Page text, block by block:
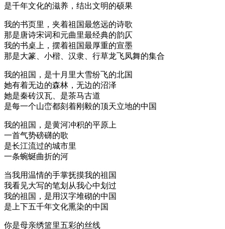
是千年文化的滋养，结出文明的硕果
我的书页里，夹着祖国最悠远的诗歌
那是唐诗宋词和元曲里最经典的韵仄
我的书桌上，摆着祖国最厚重的宣墨
那是大篆、小楷、汉隶、行草龙飞凤舞的集合
我的祖国，是十月里大雪纷飞的北国
她有着无边的森林，无边的沼泽
她是秦砖汉瓦、是茶马古道
是每一个山峦都刻着刚毅的顶天立地的中国
我的祖国，是黄河冲积的平原上
一首气势磅礴的歌
是长江流过的城市里
一条蜿蜒曲折的河
当我用温情的手掌抚摸我的祖国
我看见大写的笔划从我心中划过
我的祖国，是用汉字堆砌的中国
是上下五千年文化熏染的中国
你是母亲绣篮里五彩的丝线